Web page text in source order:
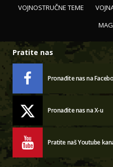
VOJNOSTRUČNE TEME
Pratite nas
Pronađite nas na
Pronađite nas na X-u
Pratite naš Youtube